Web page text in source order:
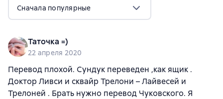
Сначала популярные
Таточка =)
22 апреля 2020
Перевод плохой. Сундук переведен ,как ящик .
Доктор Ливси и сквайр Трелони – Лайвесей и
Трелоней . Брать нужно перевод Чуковского. Я